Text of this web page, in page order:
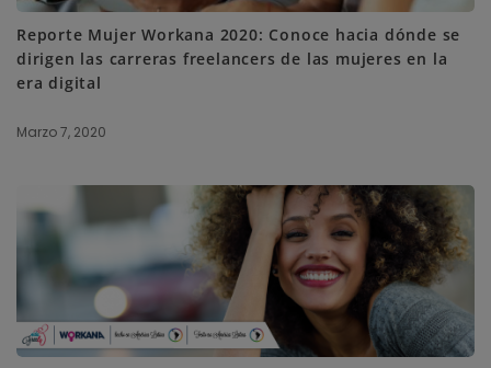
Reporte Mujer Workana 2020: Conoce hacia dónde se
dirigen las carreras freelancers de las mujeres en la
era digital
Marzo 7, 2020